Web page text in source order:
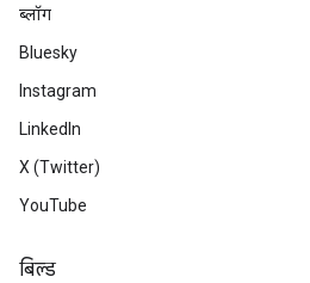
ब्लॉग
Bluesky
Instagram
LinkedIn
X (Twitter)
YouTube
बिल्ड